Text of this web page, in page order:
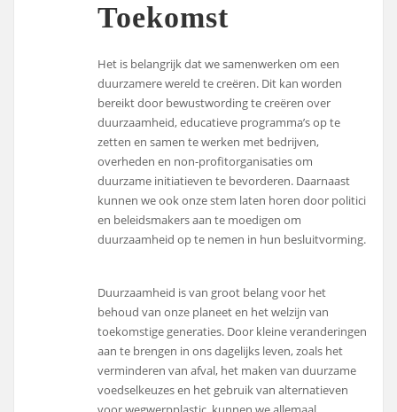
Toekomst
Het is belangrijk dat we samenwerken om een
duurzamere wereld te creëren. Dit kan worden
bereikt door bewustwording te creëren over
duurzaamheid, educatieve programma’s op te
zetten en samen te werken met bedrijven,
overheden en non-profitorganisaties om
duurzame initiatieven te bevorderen. Daarnaast
kunnen we ook onze stem laten horen door politici
en beleidsmakers aan te moedigen om
duurzaamheid op te nemen in hun besluitvorming.
Duurzaamheid is van groot belang voor het
behoud van onze planeet en het welzijn van
toekomstige generaties. Door kleine veranderingen
aan te brengen in ons dagelijks leven, zoals het
verminderen van afval, het maken van duurzame
voedselkeuzes en het gebruik van alternatieven